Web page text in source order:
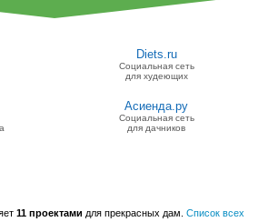
Diets.ru
Социальная сеть
для худеющих
Асиенда.ру
Социальная сеть
для дачников
11 проектами для прекрасных дам. Список всех